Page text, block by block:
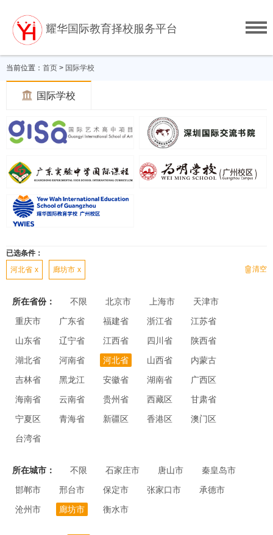
耀华国际教育择校服务平台
当前位置： 首页 > 国际学校
 国际学校
已选条件：
河北省 x 廊坊市 x 清空
所在省份： 不限 北京市 上海市
天津市
重庆市
广东省 福建省 浙江省
江苏省
山东省
辽宁省 江西省 四川省
陕西省
湖北省
河南省 河北省 山西省
内蒙古
吉林省
黑龙江 安徽省 湖南省
广西区
海南省
云南省 贵州省 西藏区
甘肃省
宁夏区
青海省 新疆区 香港区
澳门区
台湾省
所在城市： 不限 石家庄市 唐山市
秦皇岛市
邯郸市
邢台市 保定市 张家口市
承德市
沧州市
廊坊市 衡水市